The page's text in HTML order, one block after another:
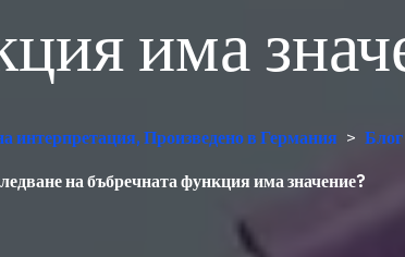
има
интерпретация, Произведено в Германия > Блог
на бъбречната функция има значение?